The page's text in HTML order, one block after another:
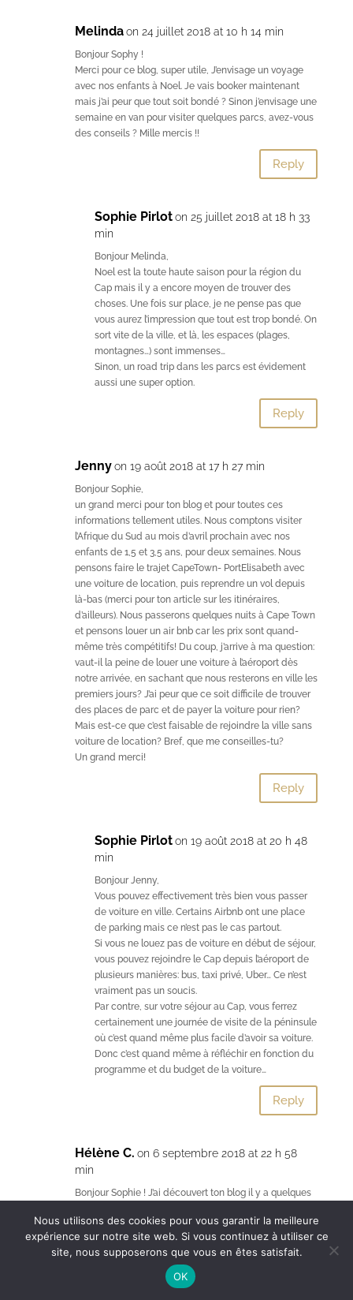
Melinda on 24 juillet 2018 at 10 h 14 min
Bonjour Sophy !
Merci pour ce blog, super utile, J’envisage un voyage
avec nos enfants à Noel. Je vais booker maintenant
mais j’ai peur que tout soit bondé ? Sinon j’envisage une
semaine en van pour visiter quelques parcs, avez-vous
des conseils ? Mille mercis !!
Reply
Sophie Pirlot on 25 juillet 2018 at 18 h 33
min
Bonjour Melinda,
Noel est la toute haute saison pour la région du
Cap mais il y a encore moyen de trouver des
choses. Une fois sur place, je ne pense pas que
vous aurez l’impression que tout est trop bondé. On
sort vite de la ville, et là, les espaces (plages,
montagnes…) sont immenses…
Sinon, un road trip dans les parcs est évidement
aussi une super option.
Reply
Jenny on 19 août 2018 at 17 h 27 min
Bonjour Sophie,
un grand merci pour ton blog et pour toutes ces
informations tellement utiles. Nous comptons visiter
l’Afrique du Sud au mois d’avril prochain avec nos
enfants de 1,5 et 3,5 ans, pour deux semaines. Nous
pensons faire le trajet CapeTown- PortElisabeth avec
une voiture de location, puis reprendre un vol depuis
là-bas (merci pour ton article sur les itinéraires,
d’ailleurs). Nous passerons quelques nuits à Cape Town
et pensons louer un air bnb car les prix sont quand-
même très compétitifs! Du coup, j’arrive à ma question:
vaut-il la peine de louer une voiture à l’aéroport dès
notre arrivée, en sachant que nous resterons en ville les
premiers jours? J’ai peur que ce soit difficile de trouver
des places de parc et de payer la voiture pour rien?
Mais est-ce que c’est faisable de rejoindre la ville sans
voiture de location? Bref, que me conseilles-tu?
Un grand merci!
Reply
Sophie Pirlot on 19 août 2018 at 20 h 48
min
Bonjour Jenny,
Vous pouvez effectivement très bien vous passer
de voiture en ville. Certains Airbnb ont une place
de parking mais ce n’est pas le cas partout.
Si vous ne louez pas de voiture en début de séjour,
vous pouvez rejoindre le Cap depuis l’aéroport de
plusieurs manières: bus, taxi privé, Uber… Ce n’est
vraiment pas un soucis.
Par contre, sur votre séjour au Cap, vous ferrez
certainement une journée de visite de la péninsule
où c’est quand même plus facile d’avoir sa voiture.
Donc c’est quand même à réfléchir en fonction du
programme et du budget de la voiture…
Reply
Hélène C. on 6 septembre 2018 at 22 h 58
min
Bonjour Sophie ! J’ai découvert ton blog il y a quelques
donnent déjà envie d’être en Afrique du Sud. Il est
vraiment magnifique et c’est super utile pour nous !!
Nous venons avec mon mari et mes deux enfants de 10
et 12 ans pour les vacances de la Toussaint. Je suis en
train d’organiser notre voyage et j’ai une question
Nous utilisons des cookies pour vous garantir la meilleure
expérience sur notre site web. Si vous continuez à utiliser ce
site, nous supposerons que vous en êtes satisfait.
OK